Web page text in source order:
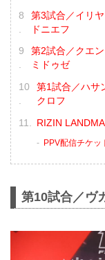
第3試合／イリ
ドニエフ
第2試合／クエ
ミドゥゼ
第1試合／ハサ
クロフ
RIZIN
PPV配信チケッ
第10試合／ヴ